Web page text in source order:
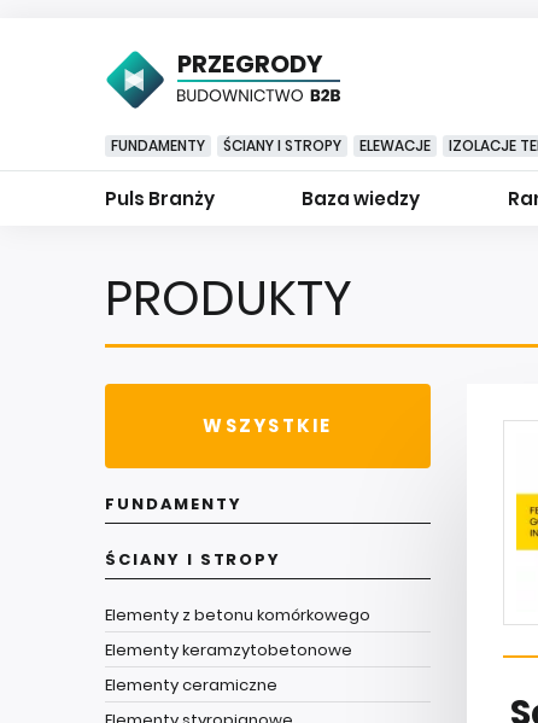
PRZEGRODY
FUNDAMENTY ŚCIANY I STROPY ELEWACJE IZOLACJE
Puls Branży Baza wiedzy
PRODUKTY
WSZYSTKIE
FUNDAMENTY
ŚCIANY I STROPY
Elementy z betonu komórkowego
Elementy keramzytobetonowe
Elementy ceramiczne